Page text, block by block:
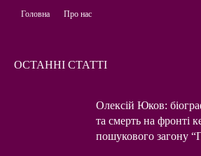
Головна Про нас
ОСТАННІ СТАТТІ
Олексій Юков:
та смерть на фронті
пошукового загону